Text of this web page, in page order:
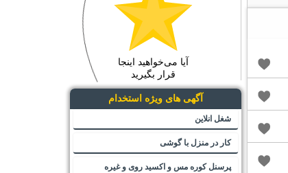
آیا می‌خواهید اینجا
قرار بگیرید
آگهی های ویژه استخدام
شغل انلاین
کار در منزل با گوشی
پرسنل کوره مس و اکسید روی و غیره